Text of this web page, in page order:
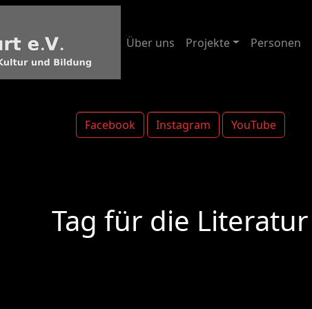
Facebook Instagram YouTube
Über uns Projekte Personen
Tag für die Literatur